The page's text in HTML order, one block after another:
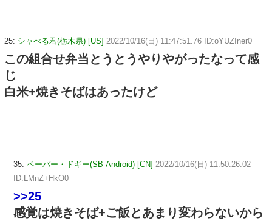
25: シャべる君(栃木県) [US] 2022/10/16(日) 11:47:51.76 ID:oYUZIner0
この組合せ弁当とうとうやりやがったなって感
じ
白米+焼きそばはあったけど
35: ペーパー・ドギー(SB-Android) [CN] 2022/10/16(日) 11:50:26.02
ID:LMnZ+HkO0
>>25
感覚は焼きそば+ご飯とあまり変わらないから